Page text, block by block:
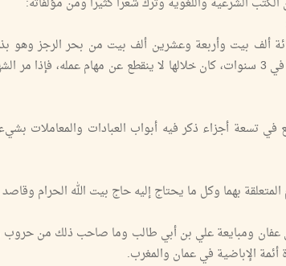
بيت وأربعة وعشرين ألف بيت من بحر الرجز وهو
النظم الإسلامي ، وقد فرغ من تلك الموسوعة في 3 سنوات، كان خلالها لا ينقطع
تسعة أجزاء ذكر فيه أبواب العبادات والمعاملات
بهما وكل ما يحتاج إليه حاج بيت الله الحرام
عفان ومبايعة علي بن أبي طالب وما صاحب ذلك من
أئمة الإباضية في عمان والمغرب.